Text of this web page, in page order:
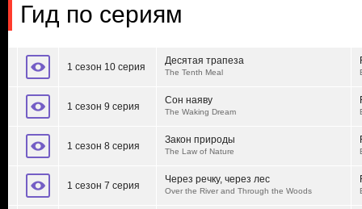
Гид по сериям
1 сезон 10 серия
Десятая трапеза
The Tenth Meal
1 сезон 9 серия
Сон наяву
The Waking Dream
1 сезон 8 серия
Закон природы
The Law of Nature
1 сезон 7 серия
Через речку, через лес
Over the River and Through the Woods